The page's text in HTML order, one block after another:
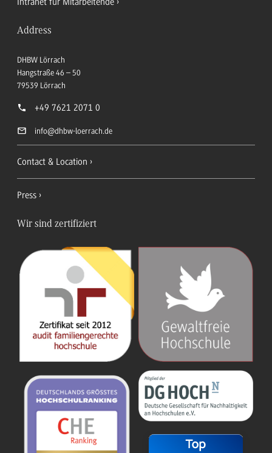
Address
DHBW Lörrach
Hangstraße 46 – 50
79539 Lörrach
+49 7621 2071 0
info@dhbw-loerrach.de
Contact & Location
Press
Wir sind zertifiziert